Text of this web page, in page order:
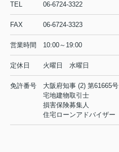
TEL 06-6724-3322
FAX 06-6724-3323
営業時間 10:00～19:00
定休日 火曜日 水曜日
免許番号
大阪府知事 (2) 第61665号
宅地建物取引士
損害保険募集人
住宅ローンアドバイザー